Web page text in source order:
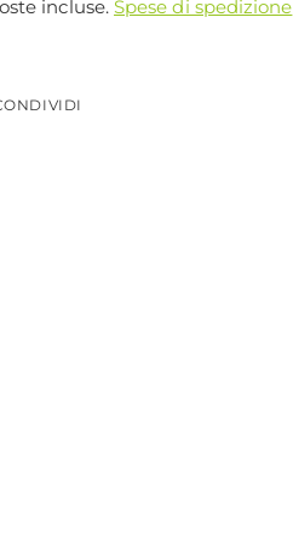
incluse. Spese di spedizione